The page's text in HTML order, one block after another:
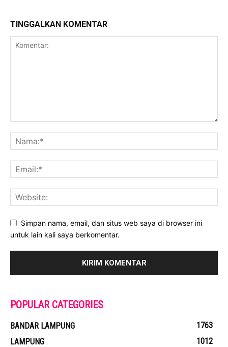
TINGGALKAN KOMENTAR
Simpan nama, email, dan situs web saya di browser ini
untuk lain kali saya berkomentar.
POPULAR CATEGORIES
BANDAR LAMPUNG
1763
LAMPUNG
1012